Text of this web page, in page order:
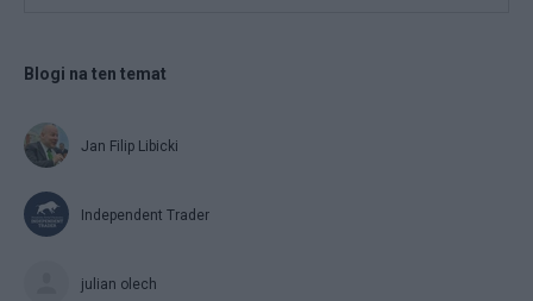
Blogi na ten temat
Jan Filip Libicki
Independent Trader
julian olech